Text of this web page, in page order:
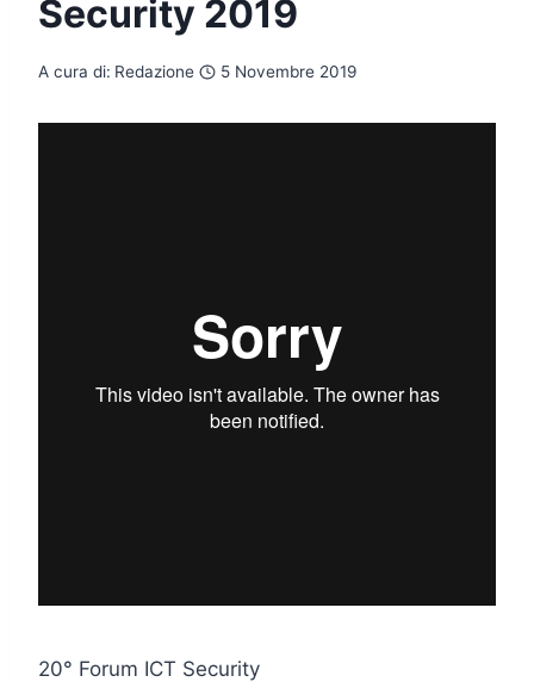
Security 2019
A cura di: Redazione 5 Novembre 2019
20° Forum ICT Security